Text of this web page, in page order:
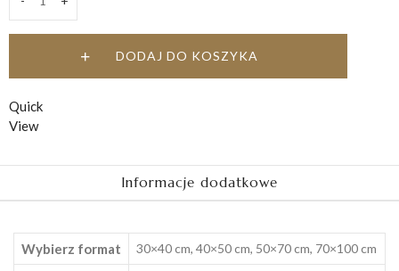
Modlitwa
Franciszka
DODAJ DO KOSZYKA
Quick
View
Informacje dodatkowe
Wybierz format 30×40 cm, 40×50 cm, 50×70 cm, 70×100 cm